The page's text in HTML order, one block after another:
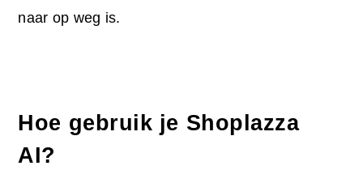
naar op weg is.
Hoe gebruik je Shoplazza
AI?